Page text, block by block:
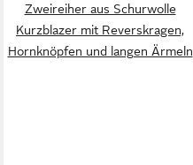
Zweireiher aus Schurwolle
Kurzblazer mit Reverskragen,
Hornknöpfen und langen Ärmeln